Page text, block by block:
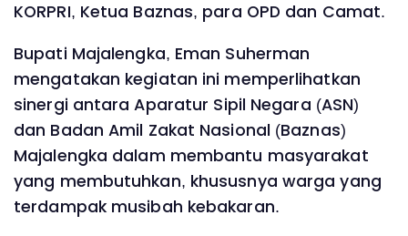
KORPRI, Ketua Baznas, para OPD dan Camat.
Bupati Majalengka, Eman Suherman
mengatakan kegiatan ini memperlihatkan
sinergi antara Aparatur Sipil Negara (ASN)
dan Badan Amil Zakat Nasional (Baznas)
Majalengka dalam membantu masyarakat
yang membutuhkan, khususnya warga yang
terdampak musibah kebakaran.